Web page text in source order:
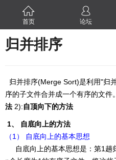
首页 论坛
归并排序
归并排序(Merge Sort)是利用"归
序的子文件合并成一个有序的文件
法 2):自顶向下的方法
1、 自底向上的方法
（1） 自底向上的基本思想
自底向上的基本思想是：第1趟